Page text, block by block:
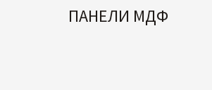
ПАНЕЛИ МДФ